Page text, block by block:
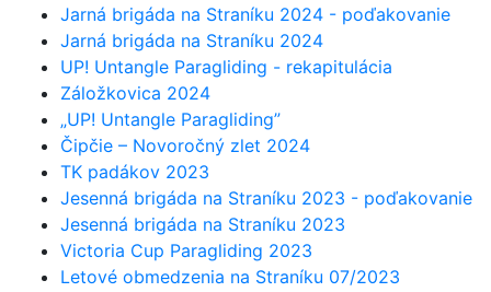
Jarná brigáda na Straníku 2024 - poďakovanie
Jarná brigáda na Straníku 2024
UP! Untangle Paragliding - rekapitulácia
Záložkovica 2024
„UP! Untangle Paragliding”
Čipčie – Novoročný zlet 2024
TK padákov 2023
Jesenná brigáda na Straníku 2023 - poďakovanie
Jesenná brigáda na Straníku 2023
Victoria Cup Paragliding 2023
Letové obmedzenia na Straníku 07/2023